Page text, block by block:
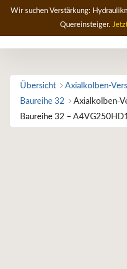
Zum
springen
Wir suchen Verstärkung:
Quereinsteiger.
Übersicht
Axialkolben-
Baureihe 32
Axialkolben-
Baureihe 32 –